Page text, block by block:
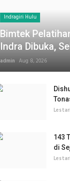
Indragiri Hulu
Bimtek
Indra Dibuka,
admin Aug 8, 2026
Lestari
143
di
Lestari